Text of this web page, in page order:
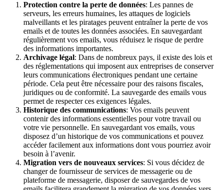
Protection contre la perte de données: Les pannes de
serveurs, les erreurs humaines, les attaques de logiciels
malveillants et les piratages peuvent entraîner la perte de vos
emails et de toutes les données associées. En sauvegardant
régulièrement vos emails, vous réduisez le risque de perdre
des informations importantes.
Archivage légal: Dans de nombreux pays, il existe des lois et
des réglementations qui imposent aux entreprises de conserver
leurs communications électroniques pendant une certaine
période. Cela peut être nécessaire pour des raisons fiscales,
juridiques ou de conformité. La sauvegarde des emails vous
permet de respecter ces exigences légales.
Historique des communications: Vos emails peuvent
contenir des informations essentielles pour votre travail ou
votre vie personnelle. En sauvegardant vos emails, vous
disposez d’un historique de vos communications et pouvez
accéder facilement aux informations dont vous pourriez avoir
besoin à l’avenir.
Migration vers de nouveaux services: Si vous décidez de
changer de fournisseur de services de messagerie ou de
plateforme de messagerie, disposer de sauvegardes de vos